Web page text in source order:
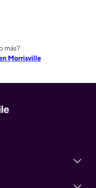
más?
Morrisville